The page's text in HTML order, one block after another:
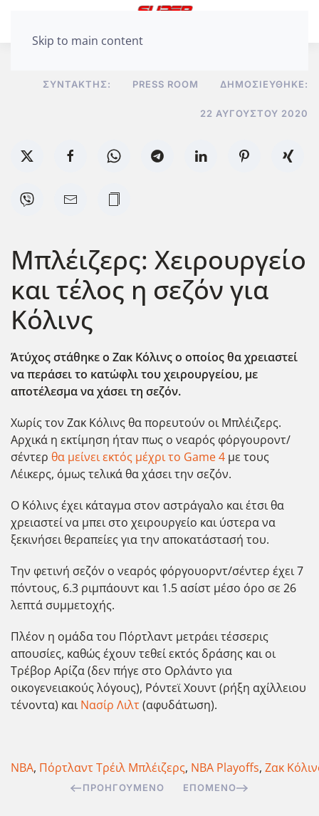
Skip to main content
ΣΥΝΤΆΚΤΗΣ: PRESS ROOM ΔΗΜΟΣΙΕΎΘΗΚΕ:
22 ΑΥΓΟΎΣΤΟΥ 2020
Μπλέιζερς: Χειρουργείο
και τέλος η σεζόν για
Κόλινς
Άτύχος στάθηκε ο Ζακ Κόλινς ο οποίος θα χρειαστεί
να περάσει το κατώφλι του χειρουργείου, με
αποτέλεσμα να χάσει τη σεζόν.
Χωρίς τον Ζακ Κόλινς θα πορευτούν οι Μπλέιζερς.
Αρχικά η εκτίμηση ήταν πως ο νεαρός φόργουροντ/
σέντερ θα μείνει εκτός μέχρι το Game 4 με τους
Λέικερς, όμως τελικά θα χάσει την σεζόν.
Ο Κόλινς έχει κάταγμα στον αστράγαλο και έτσι θα
χρειαστεί να μπει στο χειρουργείο και ύστερα να
ξεκινήσει θεραπείες για την αποκατάστασή του.
Την φετινή σεζόν ο νεαρός φόργουορντ/σέντερ έχει 7
πόντους, 6.3 ριμπάουντ και 1.5 ασίστ μέσο όρο σε 26
λεπτά συμμετοχής.
Πλέον η ομάδα του Πόρτλαντ μετράει τέσσερις
απουσίες, καθώς έχουν τεθεί εκτός δράσης και οι
Τρέβορ Αρίζα (δεν πήγε στο Ορλάντο για
οικογενειακούς λόγους), Ρόντεϊ Χουντ (ρήξη αχίλλειου
τένοντα) καιΝασίρ Λιλτ(αφυδάτωση).
NBA, Πόρτλαντ Τρέιλ Μπλέιζερς, NBA Playoffs, Ζακ
ΠΡΟΗΓΟΎΜΕΝΟ ΕΠΌΜΕΝΟ